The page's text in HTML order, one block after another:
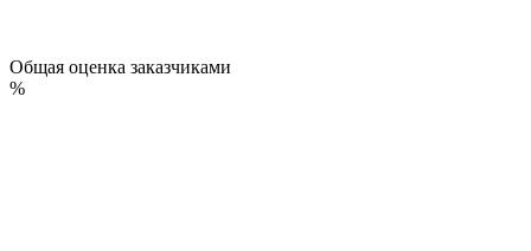
Общая оценка заказчиками
%